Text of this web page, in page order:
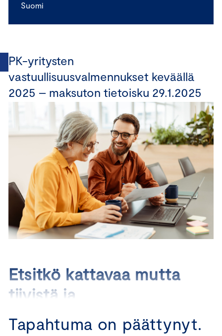
Suomi
PK-yritysten
vastuullisuusvalmennukset keväällä
2025 – maksuton tietoisku 29.1.2025
Etsitkö kattavaa mutta
tiivistä ja
käytännönläheistä
Tapahtuma on päättynyt.